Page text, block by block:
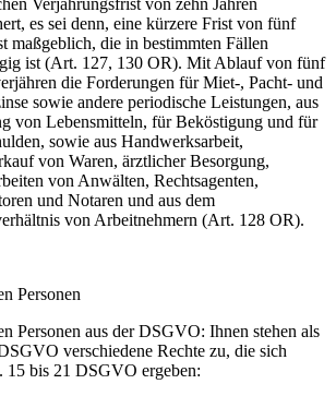
es sei denn, eine kürzere Frist von fünf
maßgeblich, die in bestimmten Fällen
ist (Art. 127, 130 OR). Mit Ablauf von fünf
die Forderungen für Miet-, Pacht- und
sowie andere periodische Leistungen, aus
von Lebensmitteln, für Beköstigung und für
sowie aus Handwerksarbeit,
von Waren, ärztlicher Besorgung,
von Anwälten, Rechtsagenten,
und Notaren und aus dem
von Arbeitnehmern (Art. 128 OR).
Personen
Personen aus der DSGVO: Ihnen stehen als
verschiedene Rechte zu, die sich
15 bis 21 DSGVO ergeben: